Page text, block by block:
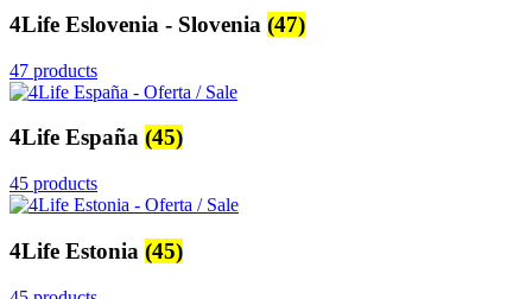
4Life Eslovenia - Slovenia (47)
47 products
4Life España (45)
45 products
4Life Estonia (45)